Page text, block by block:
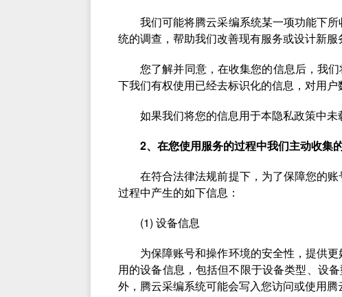
我们可能将腾云采编系统某一项功能下
统的调查，帮助我们改善现有服务或设计新
您了解并同意，在收集您的信息后，我
下我们有权使用已经去标识化的信息，对用户
如果我们将您的信息用于本隐私政策中未
2、在您使用服务的过程中我们主动收集
在符合法律法规前提下，为了保障您的
过程中产生的如下信息：
(1) 设备信息
为保障账号和操作环境的安全性，提供
用的设备信息，包括但不限于设备类型、设
外，腾云采编系统可能会写入您访问或使用腾